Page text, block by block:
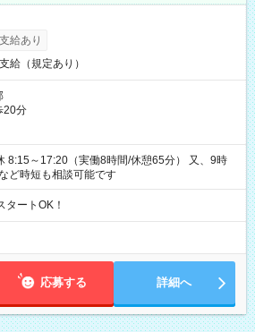
給あり
給（規定あり）
20分
8:15～17:20（実働8時間/休憩65分） 又、9時
ど時短も相談可能です
タートOK！
応募する 詳細へ